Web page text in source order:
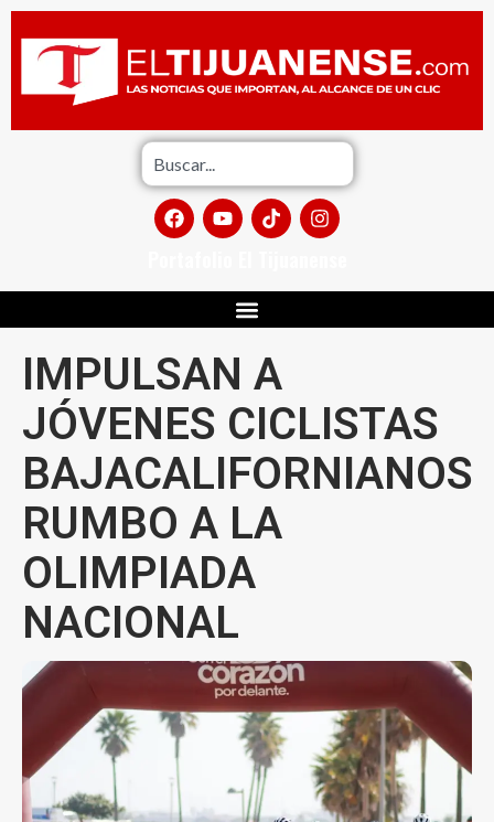
IMPULSAN A
JÓVENES CICLISTAS
BAJACALIFORNIANOS
RUMBO A LA
OLIMPIADA
NACIONAL